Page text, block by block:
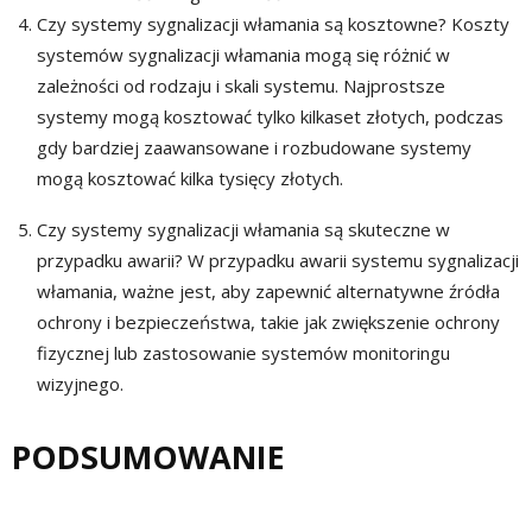
Czy systemy sygnalizacji włamania są kosztowne? Koszty
systemów sygnalizacji włamania mogą się różnić w
zależności od rodzaju i skali systemu. Najprostsze
systemy mogą kosztować tylko kilkaset złotych, podczas
gdy bardziej zaawansowane i rozbudowane systemy
mogą kosztować kilka tysięcy złotych.
Czy systemy sygnalizacji włamania są skuteczne w
przypadku awarii? W przypadku awarii systemu sygnalizacji
włamania, ważne jest, aby zapewnić alternatywne źródła
ochrony i bezpieczeństwa, takie jak zwiększenie ochrony
fizycznej lub zastosowanie systemów monitoringu
wizyjnego.
PODSUMOWANIE